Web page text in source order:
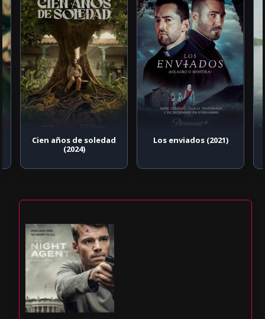
Cien años de soledad
(2024)
Los enviados (2021)